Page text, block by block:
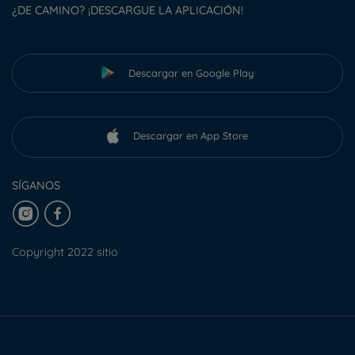
¿DE CAMINO? ¡DESCARGUE LA APLICACIÓN!
Descargar en Google Play
Descargar en App Store
SÍGANOS
Copyright 2022 sitio